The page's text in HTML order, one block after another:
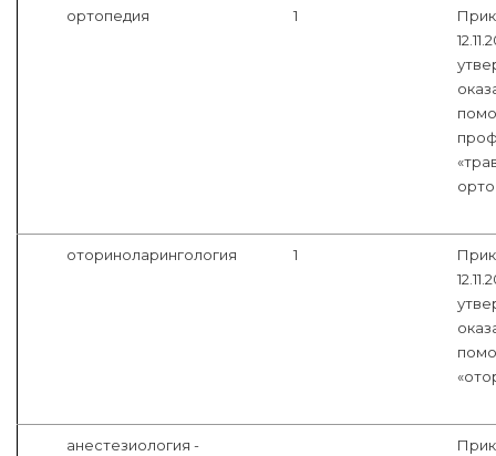
ортопедия 1
оториноларингология 1
анестезиология -